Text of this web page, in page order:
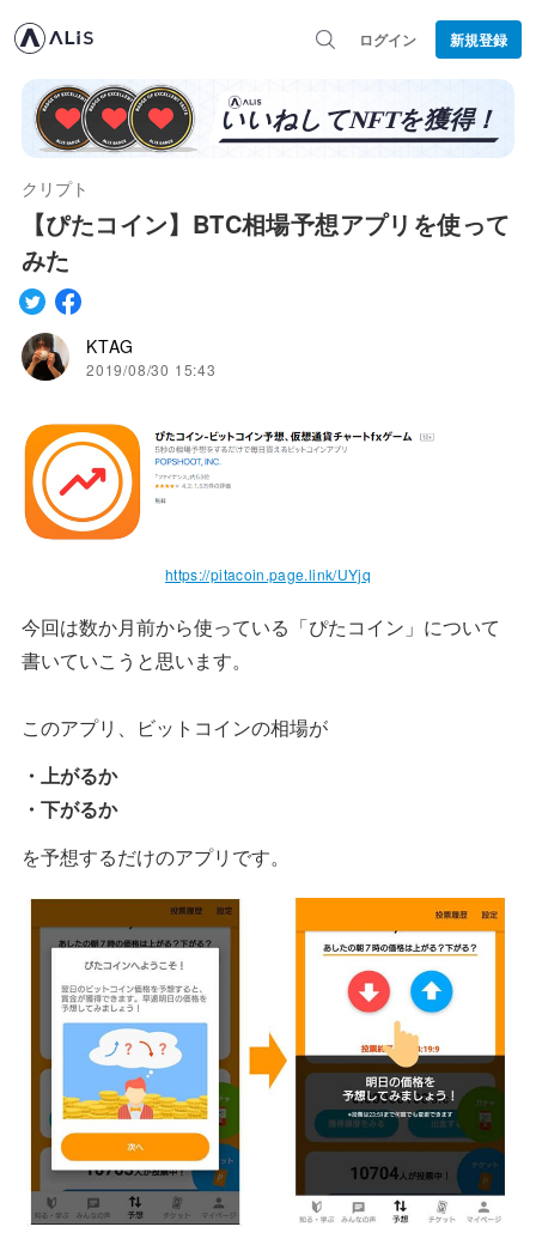
ログイン 新規登録
クリプト
【ぴたコイン】BTC相場予想アプリを使って
みた
KTAG
2019/08/30 15:43
https://pitacoin.page.link/UYjq
今回は数か月前から使っている「ぴたコイン」について
書いていこうと思います。
このアプリ、ビットコインの相場が
・上がるか
・下がるか
を予想するだけのアプリです。